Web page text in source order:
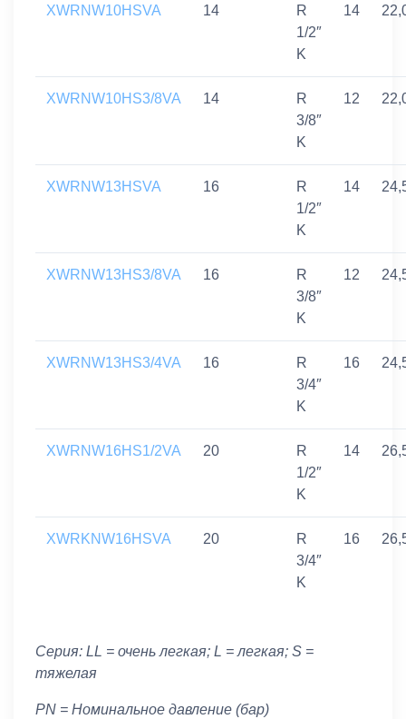
XWRNW10HSVA 14
R
1/2″
K
14
XWRNW10HS3/8VA 14
R
3/8″
K
12
XWRNW13HSVA 16
R
1/2″
K
14
XWRNW13HS3/8VA 16
R
3/8″
K
12
XWRNW13HS3/4VA 16
R
3/4″
K
16
XWRNW16HS1/2VA 20
R
1/2″
K
14
XWRKNW16HSVA 20
R
3/4″
K
16
Серия: LL = очень легкая; L = легкая; S =
тяжелая
PN = Номинальное давление (бар)